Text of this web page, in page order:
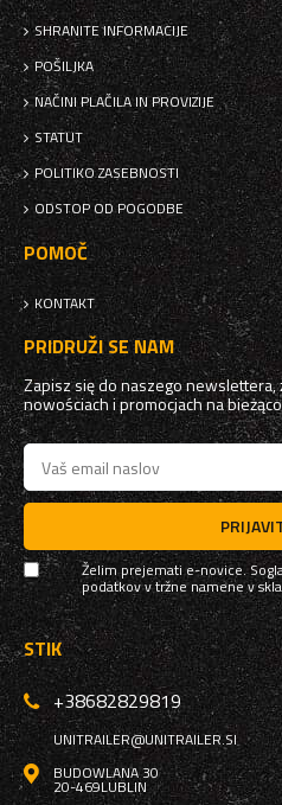
SHRANITE INFORMACIJE
POŠILJKA
NAČINI PLAČILA IN PROVIZIJE
STATUT
POLITIKO ZASEBNOSTI
ODSTOP OD POGODBE
POMOČ
KONTAKT
PRIDRUŽI SE NAM
Zapisz się do naszego
nowościach i promocjach na
Želim prejemati e-novice.
podatkov v tržne namene v
STIK
+38682829819
UNITRAILER@UNITRAILER.SI
BUDOWLANA 30
20-469LUBLIN